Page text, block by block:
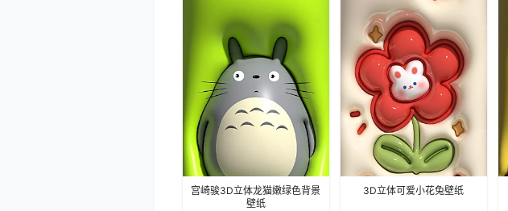
宫崎骏3D立体龙猫嫩绿色背景
壁纸
3D立体可爱小花兔壁纸